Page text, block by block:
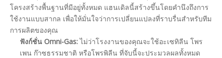
โครงสร้างพื้นฐานที่มีอยู่ทั้งหมด แฮนเดิลนี้สร้างขึ้นโดยคำนึงถึงการ
ใช้งานแบบสากล เพื่อให้มั่นใจว่าการเปลี่ยนแปลงที่ราบรื่นสำหรับทีม
การผลิตของคุณ
ฟังก์ชั่น Omni-Gas:ไม่ว่าโรงงานของคุณจะใช้อะเซทิลีน โพร
เพน ก๊าซธรรมชาติ หรือโพรพิลีน ที่จับนี้จะประมวลผลทั้งหมด